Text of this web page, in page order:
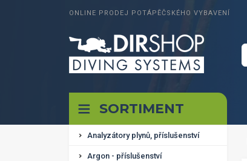
ONLINE PRODEJ POTÁPĚČSKÉHO VYBAVENÍ
SORTIMENT
Analyzátory plynů, příslušenství
Argon - příslušenství